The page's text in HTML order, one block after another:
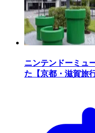
ニンテンドーミュ
た【京都・滋賀旅